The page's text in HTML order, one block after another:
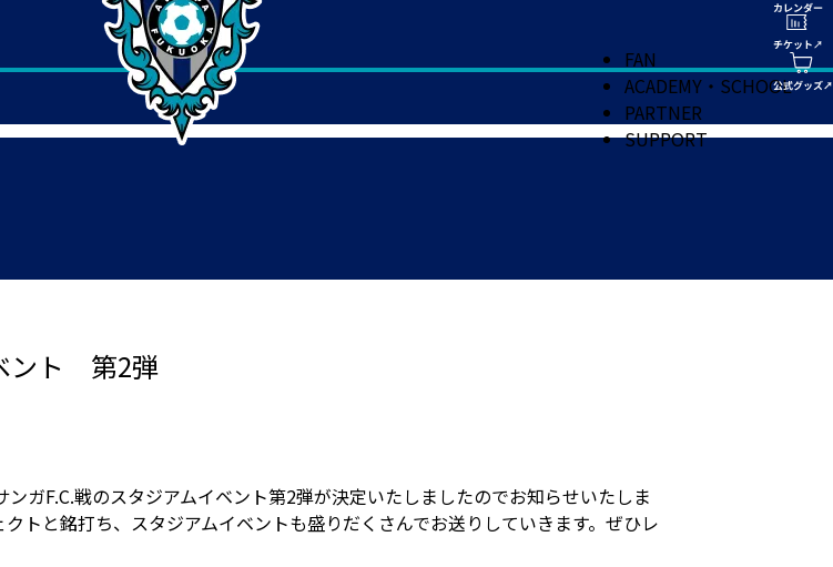
FAN
ACADEMY・SCHOOL
PARTNER
SUPPORT
ント 第2弾
F.C.戦のスタジアムイベント第2弾が決定いたしましたのでお知らせいたしま
トと銘打ち、スタジアムイベントも盛りだくさんでお送りしていきます。ぜひレ